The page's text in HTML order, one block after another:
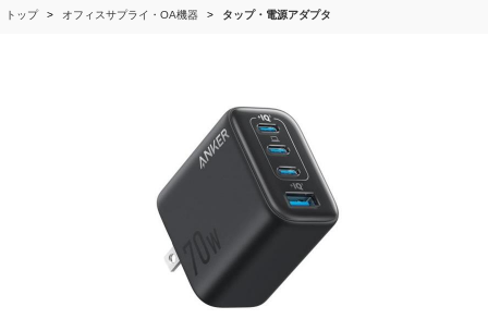
トップ オフィスサプライ・OA機器 タップ・電源アダプタ